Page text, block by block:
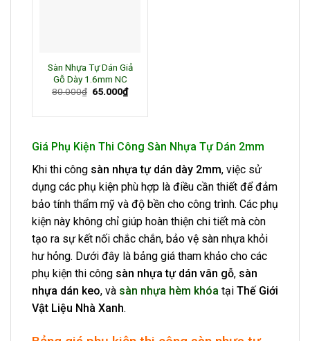
Sàn Nhựa Tự Dán Giả
Gỗ Dày 1.6mm NC
80.000₫ Giá
80.000₫.
65.000₫Giá
hiện
là:
Giá Phụ Kiện Thi Công Sàn Nhựa Tự Dán 2mm
Khi thi công sàn nhựa tự dán dày 2mm, việc sử
dụng các phụ kiện phù hợp là điều cần thiết để đảm
bảo tính thẩm mỹ và độ bền cho công trình. Các phụ
kiện này không chỉ giúp hoàn thiện chi tiết mà còn
tạo ra sự kết nối chắc chắn, bảo vệ sàn nhựa khỏi
hư hỏng. Dưới đây là bảng giá tham khảo cho các
phụ kiện thi công sàn nhựa tự dán vân gỗ, sàn
nhựa dán keo, và sàn nhựa hèm khóa tại Thế Giới
Vật Liệu Nhà Xanh.